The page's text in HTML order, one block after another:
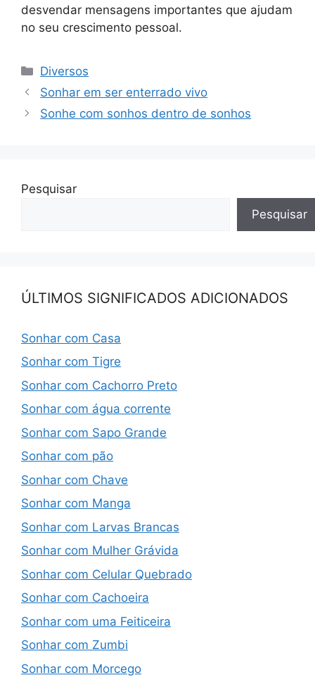
desvendar mensagens importantes que ajudam
no seu crescimento pessoal.
Categorias
Diversos
Sonhar em ser enterrado vivo
Sonhe com sonhos dentro de sonhos
Pesquisar
Pesquisar
ÚLTIMOS SIGNIFICADOS ADICIONADOS
Sonhar com Casa
Sonhar com Tigre
Sonhar com Cachorro Preto
Sonhar com água corrente
Sonhar com Sapo Grande
Sonhar com pão
Sonhar com Chave
Sonhar com Manga
Sonhar com Larvas Brancas
Sonhar com Mulher Grávida
Sonhar com Celular Quebrado
Sonhar com Cachoeira
Sonhar com uma Feiticeira
Sonhar com Zumbi
Sonhar com Morcego